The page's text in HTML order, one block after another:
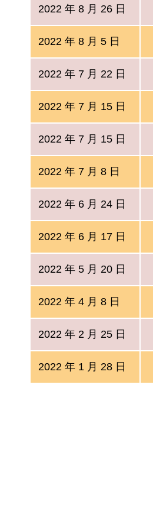
2022 年 8 月 26 日
2022 年 8 月 5 日
2022 年 7 月 22 日
2022 年 7 月 15 日
2022 年 7 月 15 日
2022 年 7 月 8 日
2022 年 6 月 24 日
2022 年 6 月 17 日
2022 年 5 月 20 日
2022 年 4 月 8 日
2022 年 2 月 25 日
2022 年 1 月 28 日